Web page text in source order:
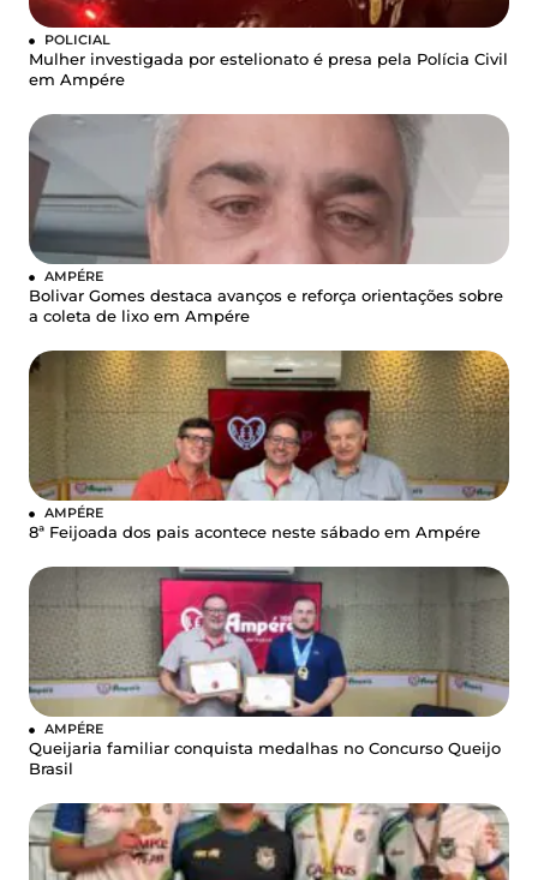
POLICIAL
Mulher investigada por estelionato é presa pela Polícia Civil
em Ampére
AMPÉRE
Bolivar Gomes destaca avanços e reforça orientações sobre
a coleta de lixo em Ampére
AMPÉRE
8ª Feijoada dos pais acontece neste sábado em Ampére
AMPÉRE
Queijaria familiar conquista medalhas no Concurso Queijo
Brasil